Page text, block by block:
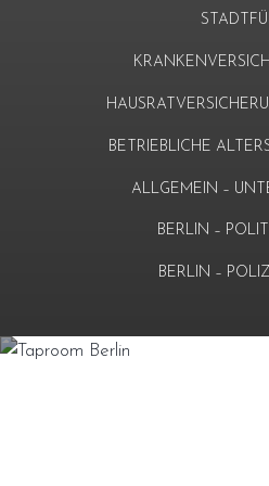
BETRIEBLICHE
ALLGEMEIN –
BERLIN –
BERLIN –